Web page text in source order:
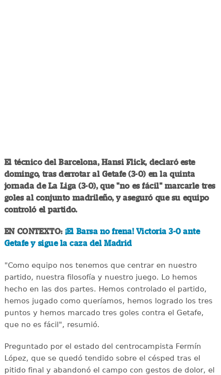
El técnico del Barcelona, Hansi Flick, declaró este
domingo, tras derrotar al Getafe (3-0) en la quinta
jornada de La Liga (3-0), que "no es fácil" marcarle tres
goles al conjunto madrileño, y aseguró que su equipo
controló el partido.
EN CONTEXTO: ¡El Barsa no frena! Victoria 3-0 ante
Getafe y sigue la caza del Madrid
"Como equipo nos tenemos que centrar en nuestro
partido, nuestra filosofía y nuestro juego. Lo hemos
hecho en las dos partes. Hemos controlado el partido,
hemos jugado como queríamos, hemos logrado los tres
puntos y hemos marcado tres goles contra el Getafe,
que no es fácil", resumió.
Preguntado por el estado del centrocampista Fermín
López, que se quedó tendido sobre el césped tras el
pitido final y abandonó el campo con gestos de dolor, el